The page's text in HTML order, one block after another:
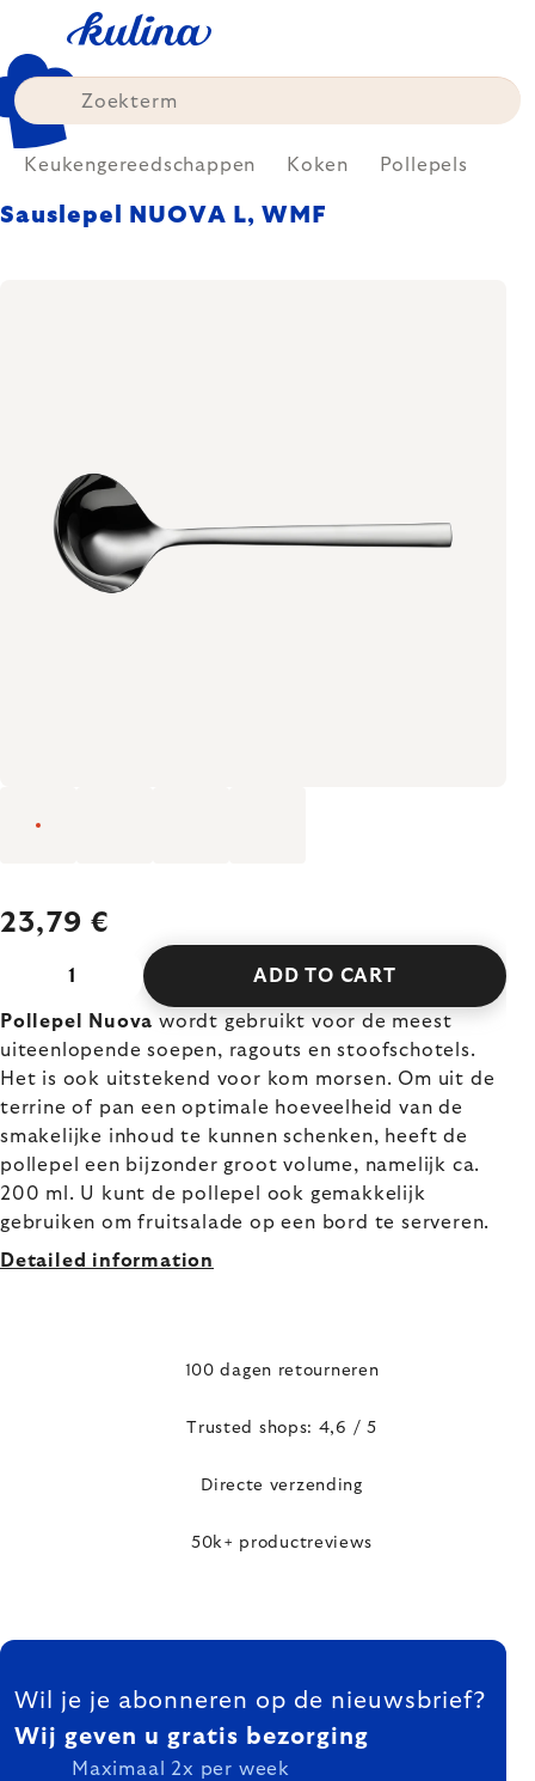
content
Keukengereedschappen Koken Pollepels
Sauslepel NUOVA L, WMF
23,79 €
ADD TO CART
Pollepel Nuova wordt gebruikt voor de meest
uiteenlopende soepen, ragouts en stoofschotels.
Het is ook uitstekend voor kom morsen. Om uit de
terrine of pan een optimale hoeveelheid van de
smakelijke inhoud te kunnen schenken, heeft de
pollepel een bijzonder groot volume, namelijk ca.
200 ml. U kunt de pollepel ook gemakkelijk
gebruiken om fruitsalade op een bord te serveren.
Detailed information
100 dagen retourneren
Trusted shops: 4,6 / 5
Directe verzending
50k+ productreviews
FOOTER
Wil je je abonneren op de nieuwsbrief?
Wij geven u gratis bezorging
Maximaal 2x per week